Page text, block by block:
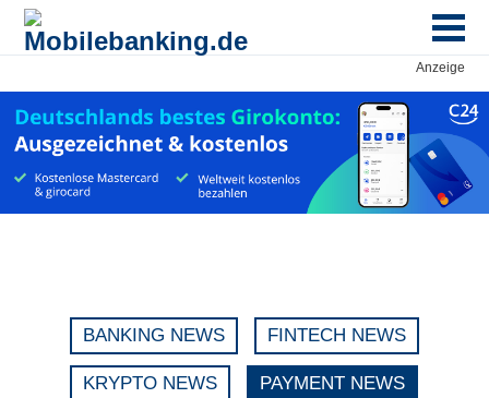
Anzeige
BANKING NEWS FINTECH NEWS
KRYPTO NEWS PAYMENT NEWS